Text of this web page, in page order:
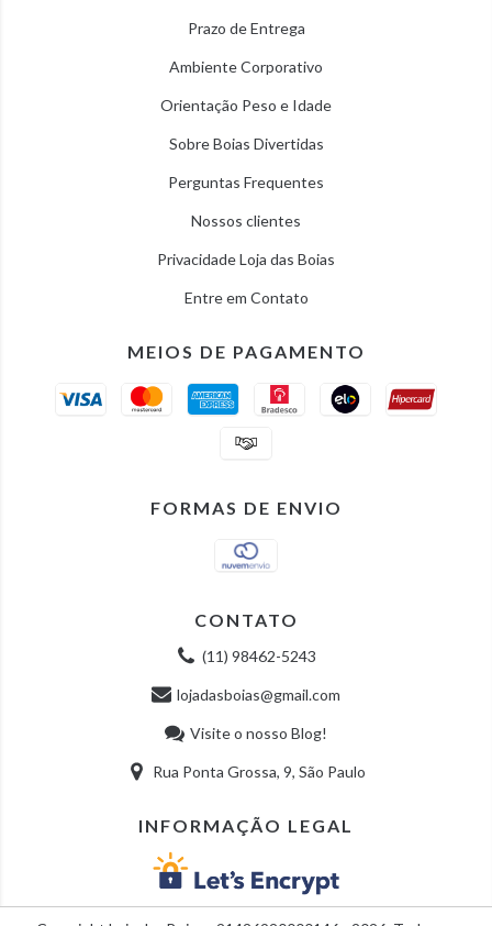
Prazo de Entrega
Ambiente Corporativo
Orientação Peso e Idade
Sobre Boias Divertidas
Perguntas Frequentes
Nossos clientes
Privacidade Loja das Boias
Entre em Contato
MEIOS DE PAGAMENTO
FORMAS DE ENVIO
CONTATO
(11) 98462-5243
lojadasboias@gmail.com
Visite o nosso Blog!
Rua Ponta Grossa, 9, São Paulo
INFORMAÇÃO LEGAL